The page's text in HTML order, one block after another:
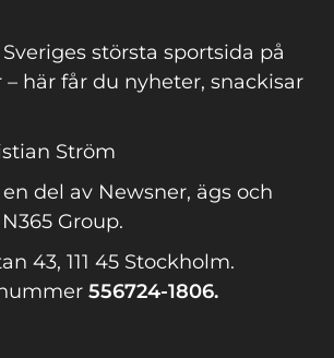
största sportsida på
här får du nyheter, snackisar
Ström
del av Newsner, ägs och
Group.
43, 111 45 Stockholm.
556724-1806.